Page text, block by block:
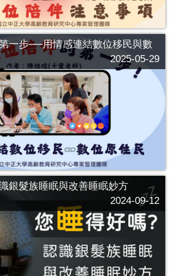
一步──用情感連結數位移民與數
2025-05-29
銀髮族睡眠與改善睡眠妙方
2024-09-12